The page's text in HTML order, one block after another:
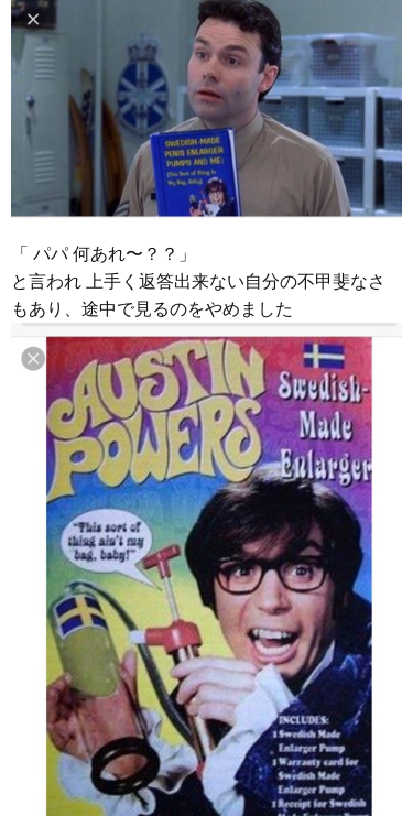
「 パパ 何あれ〜？？」
と言われ 上手く返答出来ない自分の不甲斐なさ
もあり、途中で見るのをやめました